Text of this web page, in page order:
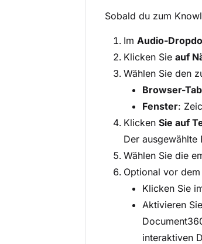
Sobald du zum
Im Audio-
Klicken Sie auf
Wählen Sie den
Browser-Tab
Fenster:
Klicken Sie auf
Der ausgewählte
Wählen Sie die
Optional vor dem
Klicken Sie
Aktivieren
interaktiven